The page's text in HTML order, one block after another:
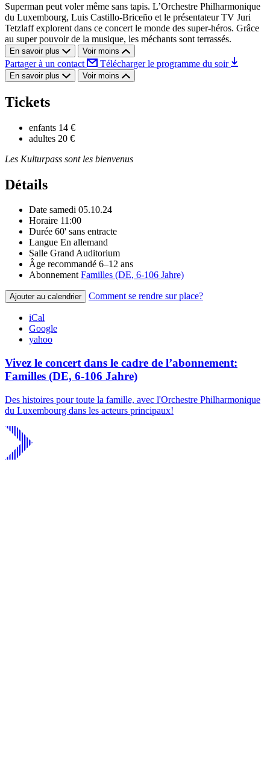
Superman peut voler même sans tapis. L’Orchestre Philharmonique
du Luxembourg, Luis Castillo-Briceño et le présentateur TV Juri
Tetzlaff explorent dans ce concert le monde des super-héros. Grâce
au super pouvoir de la musique, les méchants sont terrassés.
En savoir plus Voir moins
Partager à un contact Télécharger le programme du soir
En savoir plus Voir moins
Tickets
enfants 14 €
adultes 20 €
Les Kulturpass sont les bienvenus
Détails
Date samedi 05.10.24
Horaire 11:00
Durée 60' sans entracte
Langue En allemand
Salle Grand Auditorium
Âge recommandé 6–12 ans
Abonnement Familles (DE, 6-106 Jahre)
Ajouter au calendrier Comment se rendre sur place?
iCal
Google
yahoo
Vivez le concert dans le cadre de l’abonnement:
Familles (DE, 6-106 Jahre)
Des histoires pour toute la famille, avec l'Orchestre Philharmonique
du Luxembourg dans les acteurs principaux!